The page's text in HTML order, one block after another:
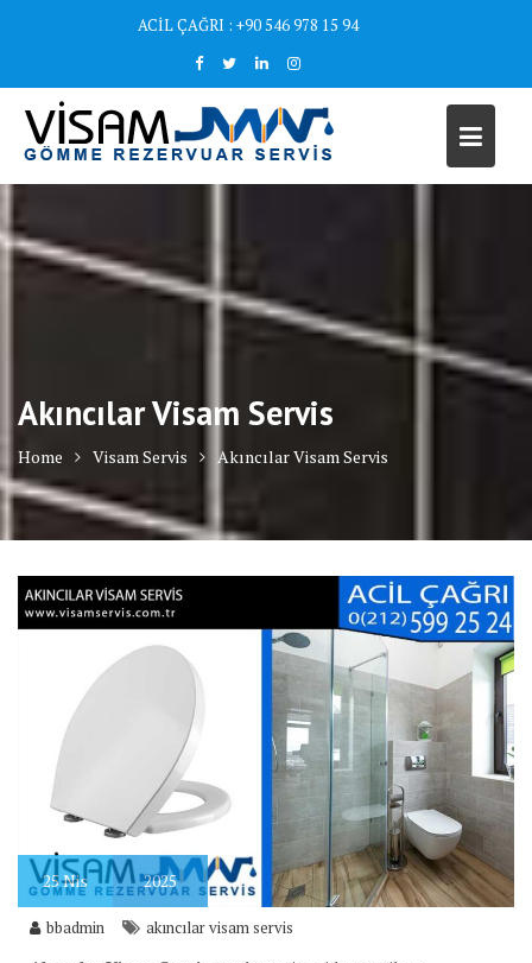
ACİL ÇAĞRI : +90 546 978 15 94
Akıncılar Visam Servis
Home Visam Servis Akıncılar Visam Servis
25Nis 2025
bbadmin akıncılar visam servis